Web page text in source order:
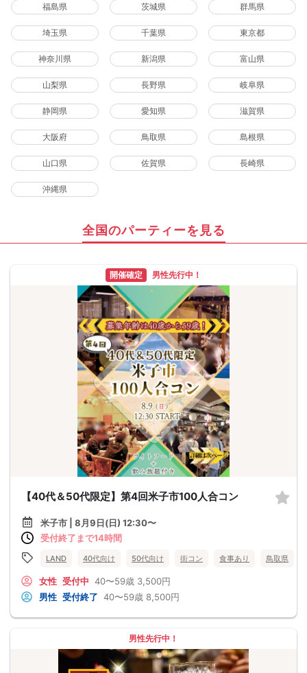
福島県 茨城県 群馬県
埼玉県 千葉県 東京都
神奈川県 新潟県 富山県
山梨県 長野県 岐阜県
静岡県 愛知県 滋賀県
大阪府 鳥取県 島根県
山口県 佐賀県 長崎県
沖縄県
全国のパーティーを見る
開催確定 男性先行中！
【40代＆50代限定】第4回米子市100人合コン
米子市 | 8月9日(日) 12:30〜
受付終了まで14時間
LAND 40代向け 50代向け 街コン 食事あり 鳥取県
女性 受付中 40〜59歳 3,500円
男性 受付終了 40〜59歳 8,500円
男性先行中！